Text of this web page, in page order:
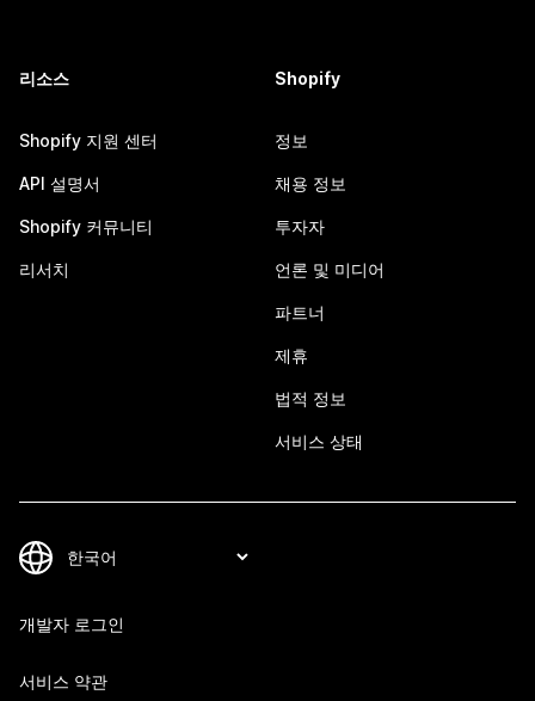
리소스
Shopify 지원 센터
API 설명서
Shopify 커뮤니티
리서치
Shopify
정보
채용 정보
투자자
언론 및 미디어
파트너
제휴
법적 정보
서비스 상태
개발자 로그인
서비스 약관